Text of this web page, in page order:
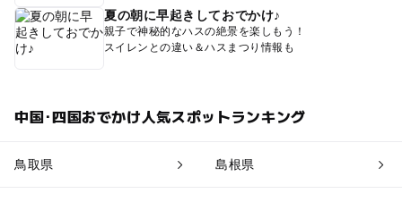
夏の朝に早起きしておでかけ♪
親子で神秘的なハスの絶景を楽しもう！
スイレンとの違い＆ハスまつり情報も
中国･四国おでかけ人気スポットランキング
鳥取県 島根県